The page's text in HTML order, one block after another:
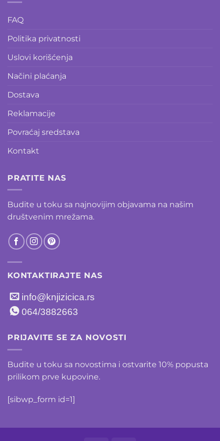
FAQ
Politika privatnosti
Uslovi korišćenja
Načini plaćanja
Dostava
Reklamacije
Povraćaj sredstava
Kontakt
PRATITE NAS
Budite u toku sa najnovijim objavama na našim
društvenim mrežama.
KONTAKTIRAJTE NAS
info@knjizicica.rs
064/3882663
PRIJAVITE SE ZA NOVOSTI
Budite u toku sa novostima i ostvarite 10% popusta
prilikom prve kupovine.
[sibwp_form id=1]